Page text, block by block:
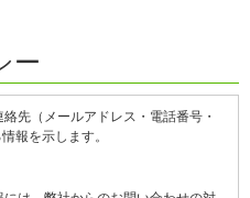
ー
先（メールアドレス・電話番号・
報を示します。